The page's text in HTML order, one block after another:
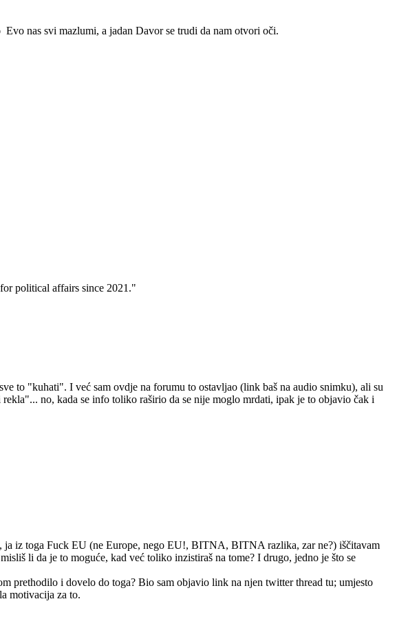
Evo nas svi mazlumi, a jadan Davor se trudi da nam otvori oči.
political affairs since 2021."
to "kuhati". I već sam ovdje na forumu to ostavljao (link baš na audio snimku), ali su
no, kada se info toliko raširio da se nije moglo mrdati, ipak je to objavio čak i
iz toga Fuck EU (ne Europe, nego EU!, BITNA, BITNA razlika, zar ne?) iščitavam
li da je to moguće, kad već toliko inzistiraš na tome? I drugo, jedno je što se
prethodilo i dovelo do toga? Bio sam objavio link na njen twitter thread tu; umjesto
motivacija za to.